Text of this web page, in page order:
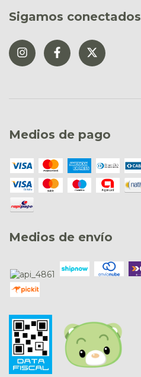
Sigamos conectados
Medios de pago
Medios de envío